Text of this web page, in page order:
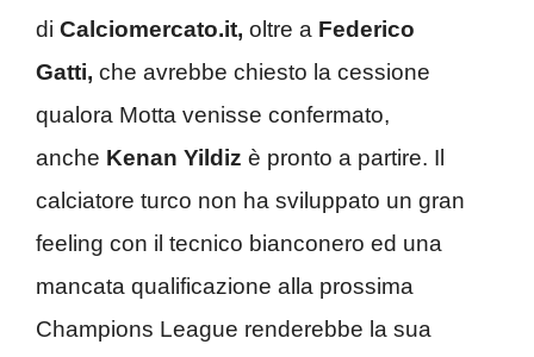
di Calciomercato.it, oltre a Federico
Gatti, che avrebbe chiesto la cessione
qualora Motta venisse confermato,
anche Kenan Yildiz è pronto a partire. Il
calciatore turco non ha sviluppato un gran
feeling con il tecnico bianconero ed una
mancata qualificazione alla prossima
Champions League renderebbe la sua